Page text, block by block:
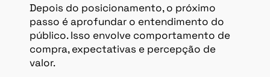
Depois do posicionamento, o próximo
passo é aprofundar o entendimento do
público. Isso envolve comportamento de
compra, expectativas e percepção de
valor.